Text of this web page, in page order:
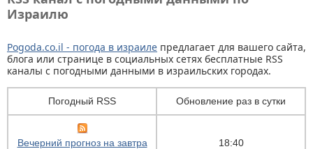
Израилю
Pogoda.co.il - погода в израиле предлагает для вашего сайта,
блога или странице в социальных сетях бесплатные RSS
каналы с погодными данными в израильских городах.
Погодный RSS Обновление раз в сутки
Вечерний прогноз на завтра 18:40